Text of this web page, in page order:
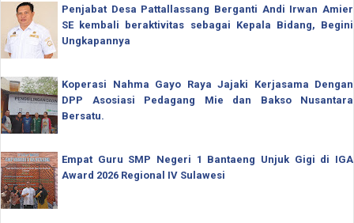
Penjabat Desa Pattallassang Berganti Andi Irwan Amier
SE kembali beraktivitas sebagai Kepala Bidang, Begini
Ungkapannya
Koperasi Nahma Gayo Raya Jajaki Kerjasama Dengan
DPP Asosiasi Pedagang Mie dan Bakso Nusantara
Bersatu.
Empat Guru SMP Negeri 1 Bantaeng Unjuk Gigi di IGA
Award 2026 Regional IV Sulawesi